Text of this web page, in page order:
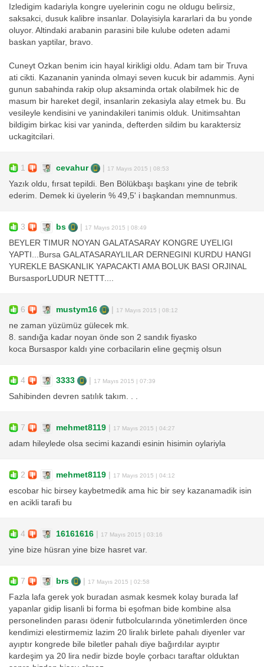
Izledigim kadariyla kongre uyelerinin cogu ne oldugu belirsiz,
saksakci, dusuk kalibre insanlar. Dolayisiyla kararlari da bu yonde
oluyor. Altindaki arabanin parasini bile kulube odeten adami
baskan yaptilar, bravo.
Cuneyt Ozkan benim icin hayal kirikligi oldu. Adam tam bir Truva
ati cikti. Kazananin yaninda olmayi seven kucuk bir adammis. Ayni
gunun sabahinda rakip olup aksaminda ortak olabilmek hic de
masum bir hareket degil, insanlarin zekasiyla alay etmek bu. Bu
vesileyle kendisini ve yanindakileri tanimis olduk. Unitimsahtan
bildigim birkac kisi var yaninda, defterden sildim bu karaktersiz
uckagitcilari.
1 cevahur 17 Mayıs 2015 | 08:53
Yazık oldu, fırsat tepildi. Ben Bölükbaşı başkanı yine de tebrik
ederim. Demek ki üyelerin % 49,5' i başkandan memnunmus.
3 bs 17 Mayıs 2015 | 08:49
BEYLER TIMUR NOYAN GALATASARAY KONGRE UYELIGI
YAPTI...Bursa GALATASARAYLILAR DERNEGINI KURDU HANGI
YUREKLE BASKANLIK YAPACAKTI AMA BOLUK BASI ORJINAL
BursasporLUDUR NETTT....
6 mustym16 17 Mayıs 2015 | 08:12
ne zaman yüzümüz gülecek mk.
8. sandığa kadar noyan önde son 2 sandık fiyasko
koca Bursaspor kaldı yine corbacilarin eline geçmiş olsun
4 3333 17 Mayıs 2015 | 07:39
Sahibinden devren satılık takım. . .
7 mehmet8119 17 Mayıs 2015 | 04:27
adam hileylede olsa secimi kazandi esinin hisimin oylariyla
2 mehmet8119 17 Mayıs 2015 | 04:12
escobar hic birsey kaybetmedik ama hic bir sey kazanamadik isin
en acikli tarafi bu
4 16161616 17 Mayıs 2015 | 03:16
yine bize hüsran yine bize hasret var.
7 brs 17 Mayıs 2015 | 02:58
Fazla lafa gerek yok buradan asmak kesmek kolay burada laf
yapanlar gidip lisanli bi forma bi eşofman bide kombine alsa
personelinden parası ödenir futbolcularında yönetimlerden önce
kendimizi elestirmemiz lazim 20 liralık birlete pahalı diyenler var
ayıptır kongrede bile biletler pahalı diye bağırdılar ayıptır
kardeşim ya 20 lira nedir bizde boyle çorbacı taraftar olduktan